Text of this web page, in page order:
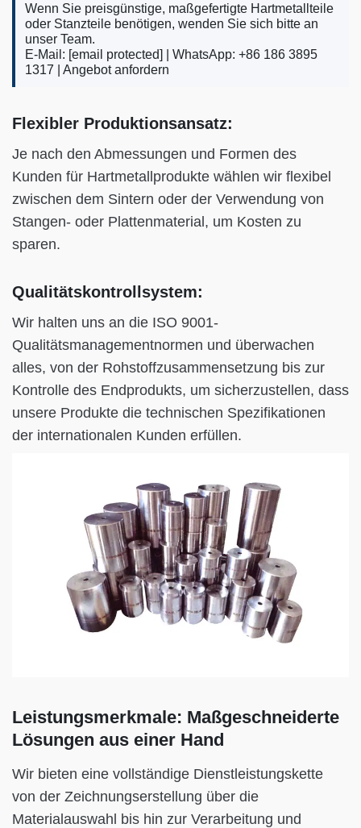
Wenn Sie preisgünstige, maßgefertigte Hartmetallteile
oder Stanzteile benötigen, wenden Sie sich bitte an
unser Team.
E-Mail: [email protected]
| WhatsApp: +86 186 3895
1317 | Angebot anfordern
Flexibler Produktionsansatz:
Je nach den Abmessungen und Formen des
Kunden für Hartmetallprodukte wählen wir flexibel
zwischen dem Sintern oder der Verwendung von
Stangen- oder Plattenmaterial, um Kosten zu
sparen.
Qualitätskontrollsystem:
Wir halten uns an die ISO 9001-
Qualitätsmanagementnormen und überwachen
alles, von der Rohstoffzusammensetzung bis zur
Kontrolle des Endprodukts, um sicherzustellen, dass
unsere Produkte die technischen Spezifikationen
der internationalen Kunden erfüllen.
Leistungsmerkmale: Maßgeschneiderte
Lösungen aus einer Hand
Wir bieten eine vollständige Dienstleistungskette
von der Zeichnungserstellung über die
Materialauswahl bis hin zur Verarbeitung und